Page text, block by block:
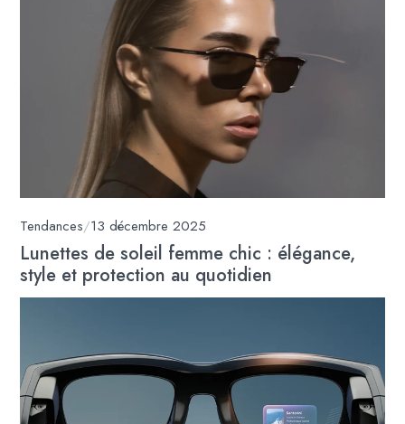
Tendances/13 décembre 2025
Lunettes de soleil femme chic : élégance,
style et protection au quotidien